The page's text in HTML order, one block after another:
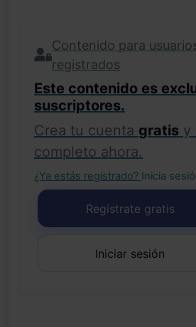
Contenido para
registrados
Este contenido es
suscriptores.
Crea tu cuenta gratis y
completo ahora.
¿Ya estás registrado? Inicia
Regístrate gratis
Iniciar sesión